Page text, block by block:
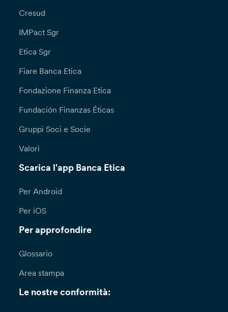
Cresud
IMPact Sgr
Etica Sgr
Fiare Banca Etica
Fondazione Finanza Etica
Fundación Finanzas Éticas
Gruppi Soci e Socie
Valori
Scarica l'app Banca Etica
Per Android
Per iOS
Per approfondire
Glossario
Area stampa
Le nostre conformità: